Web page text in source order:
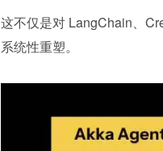
这不仅是对 LangChain、
系统性重塑。